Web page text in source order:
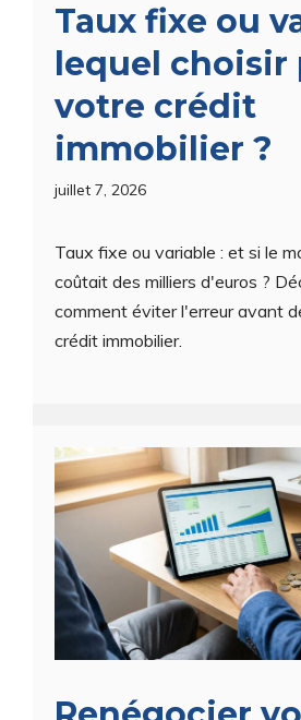
Taux fixe ou
lequel choisir
votre crédit
immobilier ?
juillet 7, 2026
Taux fixe ou variable : et si le
coûtait des milliers d'euros ?
comment éviter l'erreur avant
crédit immobilier.